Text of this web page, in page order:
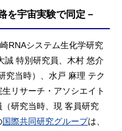
を宇宙実験で同定－
RNAシステム生化学研究
誠 特別研究員、木村 悠介
究当時）、水戸 麻理 テク
リサーチ・アソシエイト
（研究当時、現 客員研究
国際共同研究グループは、